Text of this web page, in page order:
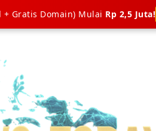
Gratis Domain) Mulai Rp 2,5 Juta!